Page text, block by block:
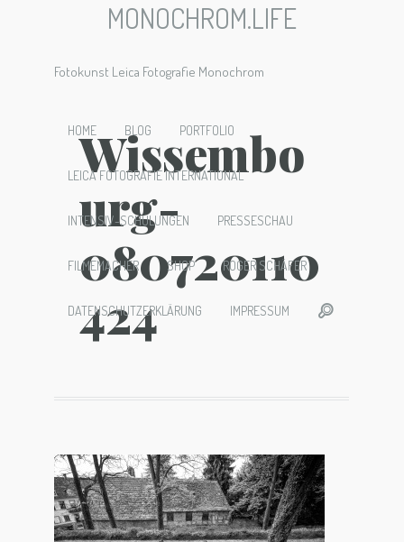
MONOCHROM.LIFE
Fotokunst Leica Fotografie Monochrom
HOME BLOG PORTFOLIO
LEICA FOTOGRAFIE INTERNATIONAL
INTENSIV-SCHULUNGEN PRESSESCHAU
FILMEMACHER SHOP ROGER SCHÄFER
DATENSCHUTZERKLÄRUNG IMPRESSUM
Wissembo
urg-
080720110
424